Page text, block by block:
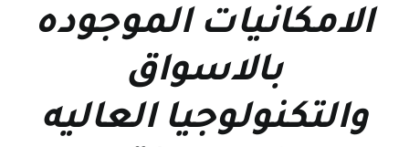
الامكانيات الموجوده
بالاسواق
والتكنولوجيا العاليه